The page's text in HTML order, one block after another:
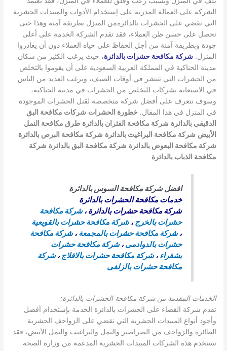
الشركة على العمالة المدربة على إستخدام الأدوات والمبيدات الحشرية
التي تقضي على الحشرات بالدائرةمن المنزل بطريقة آمنة وهذا حتى
تحصل على حسن ظن العملاء، فقد تقدم الشركة الخدمة على أعلى
جودة وبطريقة آمنة من أجل الحفاظ على حياه العملاء دون أن يغادروا
المنزل.شركة مكافحة حشرات بالدائرة، حيث يرغب الكثير من سكان
مدينة الحناكية في المملكة العربية السعودية على أن يقوموا بالتخلص
من الحشرات التي تنتشر في أوقات الصيف، ويرغب العديد من الناس
في الاستعانة بشركات للتخلص من الحشرات في مدينة الحناكية،
وسوف نتعرف على أفضل شركة متخصصة لقتل الحشرات الموجودة
في المنزل في هذا المقال. خطورة الحشرات شركات مكافحة البق
الدقيقي بالدائرة شركة مكافحة الفئران بالدائرة طرق مكافحة النمل
الأبيض شركة مكافحة البراغيث بالدائرة شركة مكافحة البرص بالدائرة
شركة مكافحة البعوض بالدائرة شركة مكافحة البق بالدائرة شركة
مكافحة الذباب بالدائرة
افضل شركة مكافحة السوس بالدائرة
خدمات مكافحة الحشرات بالدائرة
شركة مكافحة حشرات بالدائرة،شركة مكافحة
حشرات بالخرج،شركة مكافحة حشرات بالقويعية
،شركة مكافحة حشرات بالمجمعة،شركة مكافحة
حشرات بالدوادمى،شركة مكافحة حشرات
بشقراء،شركة مكافحة حشرات بالافلاج،شركة
مكافحة حشرات بالزلفى
الخدمات المقدمة من شركة مكافحة الحشرات بالدائرة:
تقدم شركة القضاء على الحشرات بالدائرة الخدمة بإستخدام أفضل
وأجود أنواع المبيدات الحشرية التي تقضي على الزواحف الحشرية
الطائرة والزواحف من الصراصير والنمل والبراغيت والنمل الأبيض، فقد
تستخدم هذه الشركات المبيدات الحشرية المدعمة من وزارة الصحة